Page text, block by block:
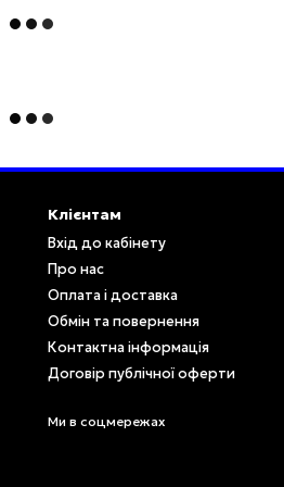
Клієнтам
Вхід до кабінету
Про нас
Оплата і доставка
Обмін та повернення
Контактна інформація
Договір публічної оферти
Ми в соцмережах